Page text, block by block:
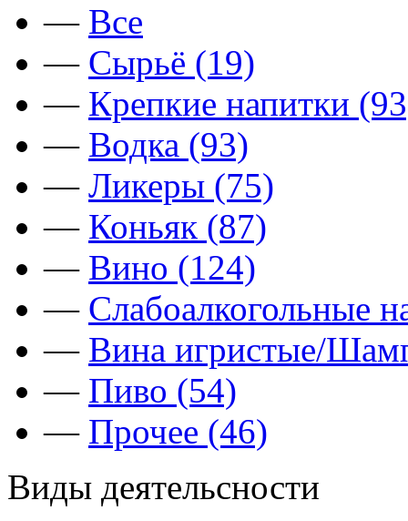
— Все
— Сырьё (19)
— Крепкие напитки
— Водка (93)
— Ликеры (75)
— Коньяк (87)
— Вино (124)
— Слабоалкогольные
— Вина игристые/
— Пиво (54)
— Прочее (46)
Виды деятельсности